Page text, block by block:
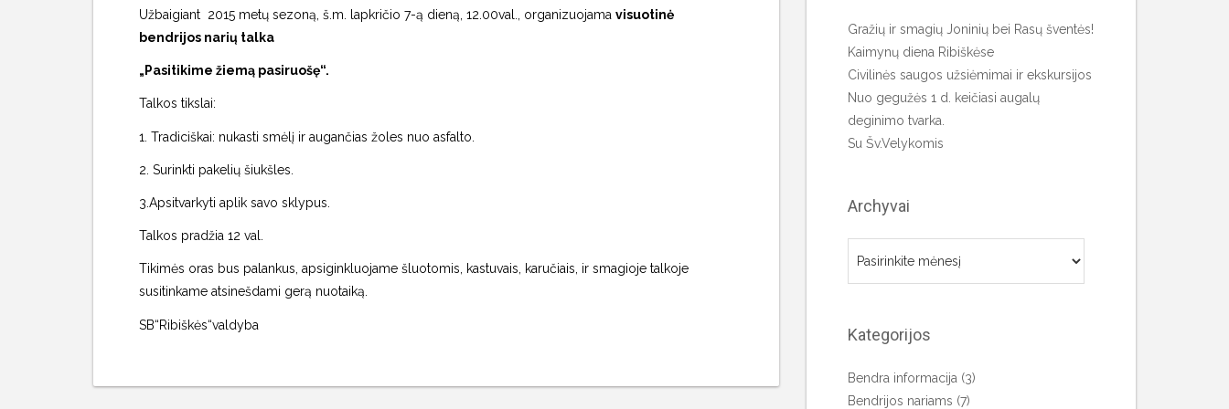
Užbaigiant 2015 metų sezoną, š.m. lapkričio 7-ą dieną, 12.00val., organizuojama visuotinė
bendrijos narių talka
„Pasitikime žiemą pasiruošę“.
Talkos tikslai:
1. Tradiciškai: nukasti smėlį ir augančias žoles nuo asfalto.
2. Surinkti pakelių šiukšles.
3.Apsitvarkyti aplik savo sklypus.
Talkos pradžia 12 val.
Tikimės oras bus palankus, apsiginkluojame šluotomis, kastuvais, karučiais, ir smagioje talkoje
susitinkame atsinešdami gerą nuotaiką.
SB“Ribiškės“valdyba
Gražių ir smagių Joninių bei Rasų šventės!
Kaimynų diena Ribiškėse
Civilinės saugos užsiėmimai ir ekskursijos
Nuo gegužės 1 d. keičiasi augalų
deginimo tvarka.
Su Šv.Velykomis
Archyvai
Kategorijos
Bendra informacija (3)
Bendrijos nariams (7)